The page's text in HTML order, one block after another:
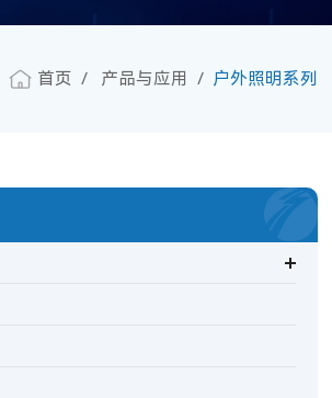
首页 产品与应用 户外照明系列